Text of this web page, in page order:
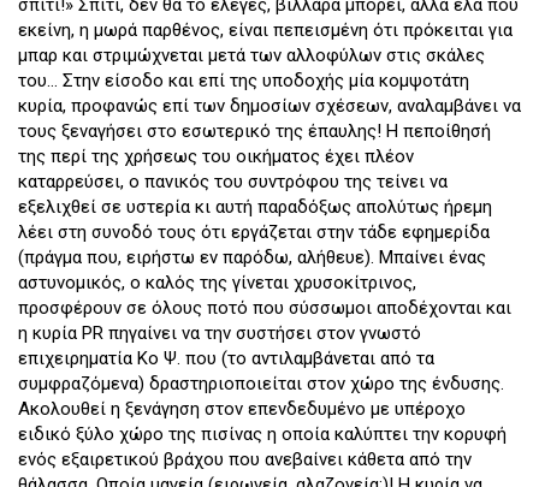
σπίτι!» Σπίτι, δεν θα το έλεγες, βιλλάρα μπορεί, αλλά έλα που
εκείνη, η μωρά παρθένος, είναι πεπεισμένη ότι πρόκειται για
μπαρ και στριμώχνεται μετά των αλλοφύλων στις σκάλες
του… Στην είσοδο και επί της υποδοχής μία κομψοτάτη
κυρία, προφανώς επί των δημοσίων σχέσεων, αναλαμβάνει να
τους ξεναγήσει στο εσωτερικό της έπαυλης! Η πεποίθησή
της περί της χρήσεως του οικήματος έχει πλέον
καταρρεύσει, ο πανικός του συντρόφου της τείνει να
εξελιχθεί σε υστερία κι αυτή παραδόξως απολύτως ήρεμη
λέει στη συνοδό τους ότι εργάζεται στην τάδε εφημερίδα
(πράγμα που, ειρήστω εν παρόδω, αλήθευε). Μπαίνει ένας
αστυνομικός, ο καλός της γίνεται χρυσοκίτρινος,
προσφέρουν σε όλους ποτό που σύσσωμοι αποδέχονται και
η κυρία PR πηγαίνει να την συστήσει στον γνωστό
επιχειρηματία Κο Ψ. που (το αντιλαμβάνεται από τα
συμφραζόμενα) δραστηριοποιείται στον χώρο της ένδυσης.
Ακολουθεί η ξενάγηση στον επενδεδυμένο με υπέροχο
ειδικό ξύλο χώρο της πισίνας η οποία καλύπτει την κορυφή
ενός εξαιρετικού βράχου που ανεβαίνει κάθετα από την